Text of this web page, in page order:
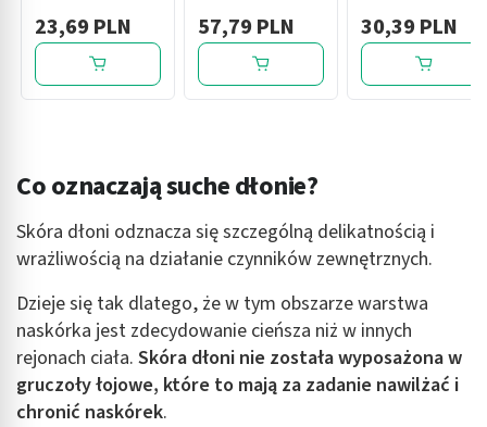
ml
23,69 PLN
ciała, 500ml
57,79 PLN
na dłonie i
paznokcie, 500 ml
30,39 PLN
Co oznaczają suche dłonie?
Skóra dłoni odznacza się szczególną delikatnością i
wrażliwością na działanie czynników zewnętrznych.
Dzieje się tak dlatego, że w tym obszarze warstwa
naskórka jest zdecydowanie cieńsza niż w innych
rejonach ciała. Skóra dłoni nie została wyposażona w
gruczoły łojowe, które to mają za zadanie nawilżać i
chronić naskórek.